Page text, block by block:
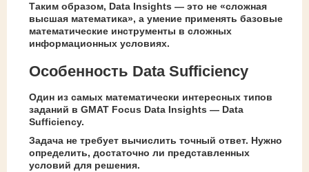
Таким образом, Data Insights — это не «сложная
высшая математика», а умение применять базовые
математические инструменты в сложных
информационных условиях.
Особенность Data Sufficiency
Один из самых математически интересных типов
заданий в GMAT Focus Data Insights — Data
Sufficiency.
Задача не требует вычислить точный ответ. Нужно
определить, достаточно ли представленных
условий для решения.